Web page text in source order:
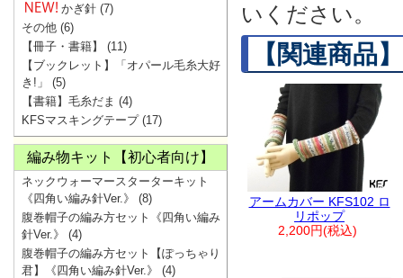
いください。
【関連商品】
アームカバー KFS102 ロ
リポップ
2,200円(税込)
かぎ針 (7)
その他 (6)
【冊子・書籍】
(11)
【ブックレット】「オパール毛糸大好
き!」
(5)
【書籍】毛糸だま (4)
KFSマスキングテープ(17)
編み物キット【初心者向け】
ネックウォーマースターターキット
《四角い編み針Ver.》
(8)
腹巻帽子の編み方セット《四角い編み
針Ver.》
(4)
腹巻帽子の編み方セット【ぽっちゃり
君】《四角い編み針Ver.》
(4)